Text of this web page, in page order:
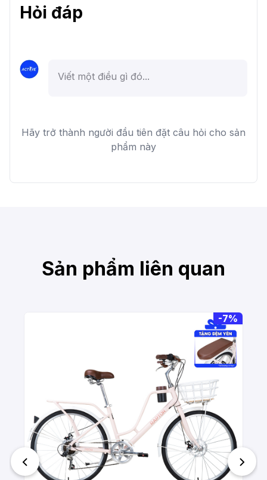
Hỏi đáp
Hãy trở thành người đầu tiên đặt câu hỏi cho sản
phẩm này
Sản phẩm liên quan
-7%